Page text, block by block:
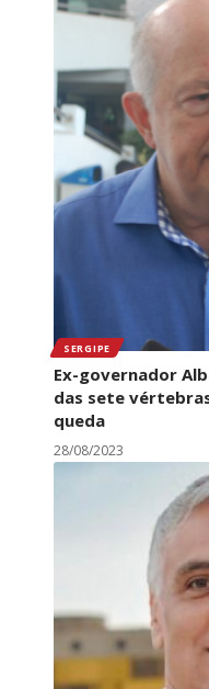
SERGIPE
Ex-governador
das sete
queda
28/08/2023